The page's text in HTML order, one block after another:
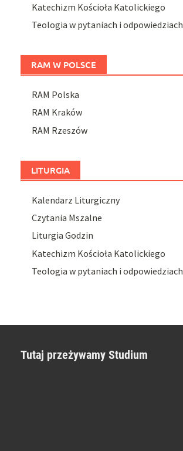
Katechizm Kościoła Katolickiego
Teologia w pytaniach i odpowiedziach
RAM W POLSCE
RAM Polska
RAM Kraków
RAM Rzeszów
LITURGIA
Kalendarz Liturgiczny
Czytania Mszalne
Liturgia Godzin
Katechizm Kościoła Katolickiego
Teologia w pytaniach i odpowiedziach
Tutaj przeżywamy Studium